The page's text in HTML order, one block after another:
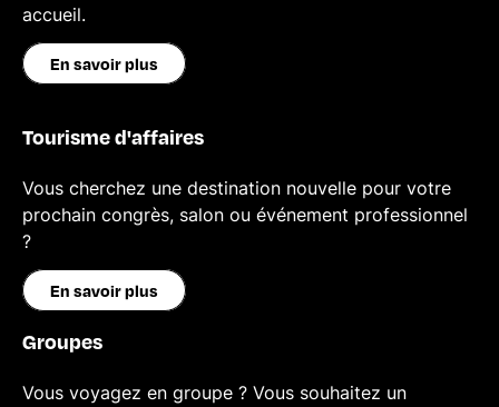
accueil.
En savoir plus
Tourisme d'affaires
Vous cherchez une destination nouvelle pour votre
prochain congrès, salon ou événement professionnel
?
En savoir plus
Groupes
Vous voyagez en groupe ? Vous souhaitez un